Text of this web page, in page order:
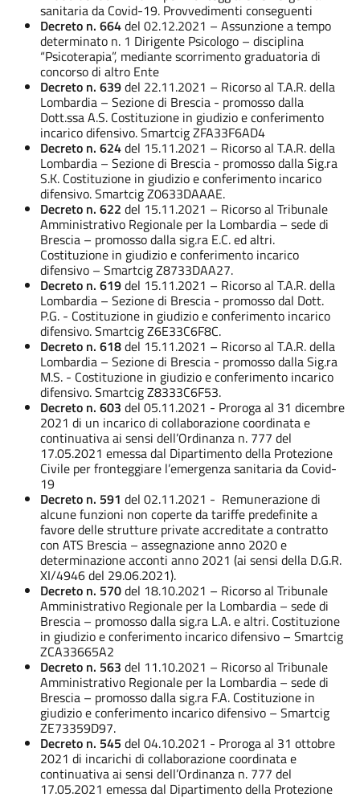
sanitaria da Covid-19. Provvedimenti conseguenti
Decreto n. 664del 02.12.2021 – Assunzione a tempo
determinato n. 1 Dirigente Psicologo – disciplina
“Psicoterapia”, mediante scorrimento graduatoria di
concorso di altro Ente
Decreto n. 639del 22.11.2021 – Ricorso al T.A.R. della
Lombardia – Sezione di Brescia - promosso dalla
Dott.ssa A.S. Costituzione in giudizio e conferimento
incarico difensivo. Smartcig ZFA33F6AD4
Decreto n. 624del 15.11.2021 – Ricorso al T.A.R. della
Lombardia – Sezione di Brescia - promosso dalla Sig.ra
S.K. Costituzione in giudizio e conferimento incarico
difensivo. Smartcig Z0633DAAAE.
Decreto n. 622 del 15.11.2021 – Ricorso al Tribunale
Amministrativo Regionale per la Lombardia – sede di
Brescia – promosso dalla sig.ra E.C. ed altri.
Costituzione in giudizio e conferimento incarico
difensivo – Smartcig Z8733DAA27.
Decreto n. 619del 15.11.2021 – Ricorso al T.A.R. della
Lombardia – Sezione di Brescia - promosso dal Dott.
P.G. - Costituzione in giudizio e conferimento incarico
difensivo. Smartcig Z6E33C6F8C.
Decreto n. 618del 15.11.2021 – Ricorso al T.A.R. della
Lombardia – Sezione di Brescia - promosso dalla Sig.ra
M.S. - Costituzione in giudizio e conferimento incarico
difensivo. Smartcig Z8333C6F53.
Decreto n. 603 del 05.11.2021 - Proroga al 31 dicembre
2021 di un incarico di collaborazione coordinata e
continuativa ai sensi dell’Ordinanza n. 777 del
17.05.2021 emessa dal Dipartimento della Protezione
Civile per fronteggiare l’emergenza sanitaria da Covid-
19
Decreto n. 591 del 02.11.2021 - Remunerazione di
alcune funzioni non coperte da tariffe predefinite a
favore delle strutture private accreditate a contratto
con ATS Brescia – assegnazione anno 2020 e
determinazione acconti anno 2021 (ai sensi della D.G.R.
XI/4946 del 29.06.2021).
Decreto n. 570del 18.10.2021 – Ricorso al Tribunale
Amministrativo Regionale per la Lombardia – sede di
Brescia – promosso dalla sig.ra L.A. e altri. Costituzione
in giudizio e conferimento incarico difensivo – Smartcig
ZCA33665A2
Decreto n. 563 del 11.10.2021 – Ricorso al Tribunale
Amministrativo Regionale per la Lombardia – sede di
Brescia – promosso dalla sig.ra F.A. Costituzione in
giudizio e conferimento incarico difensivo – Smartcig
ZE73359D97.
Decreto n. 545 del 04.10.2021 - Proroga al 31 ottobre
2021 di incarichi di collaborazione coordinata e
continuativa ai sensi dell’Ordinanza n. 777 del
17.05.2021 emessa dal Dipartimento della Protezione